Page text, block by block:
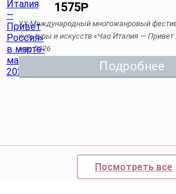
1575Р
XX Международный многожанровый
культуры и искусств «Чао Италия — Привет
мае 2026
Подробнее
Посмотреть все